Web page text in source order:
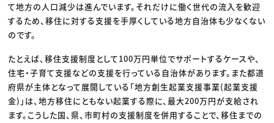
て地方の人口減少は進んでいます。それだけに働く世代の流入を歓迎
するため、移住に対する支援を手厚くしている地方自治体も少なくない
のです。
たとえば、移住支援制度として100万円単位でサポートするケースや、
住宅・子育て支援などの支援を行っている自治体があります。また都道
府県が主体となって展開している「地方創生起業支援事業(起業支援
金)」は、地方移住にともない起業する際に、最大200万円が支給され
ます。こうした国、県、市町村の支援制度を併用することで、移住までの